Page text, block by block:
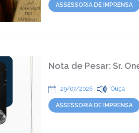
ASSESSORIA DE IMPRENSA
Nota de Pesar: Sr.
29/07/2026 Ouça
ASSESSORIA DE IMPRENSA